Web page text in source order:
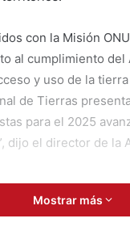
con la Misión
al cumplimiento del
y uso de la
de Tierras
para el 2025
dijo el director de la
el espacio propicio
Mostrar más